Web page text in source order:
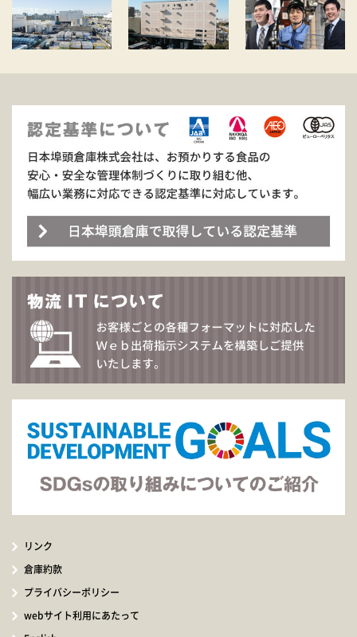
リンク
倉庫約款
プライバシーポリシー
webサイト利用にあたって